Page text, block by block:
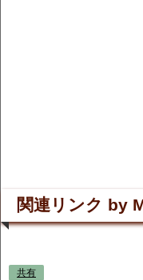
関連リンク by
共有